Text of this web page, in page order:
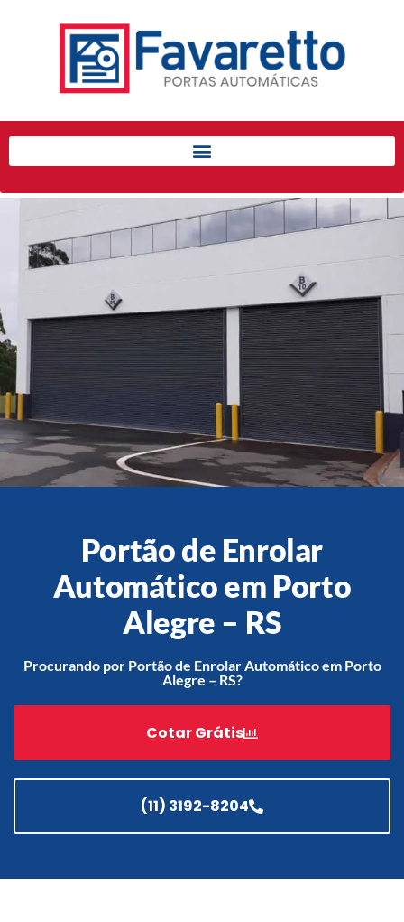
Início
Automatizadores
Acessórios Para Portas de
Enrolar
Pintura eletrostática
Portfólio
Contato
Acessórios
Portão de Garagem de
Enrolar em Teresópolis – RJ
Enrolar em São Pedro da
Enrolar em São João de
Portão de Garagem de
Enrolar em São Gonçalo – RJ
Portão de Enrolar
Automático em Porto
Alegre – RS
Procurando por Portão de Enrolar Automático em Porto
Alegre – RS?
Cotar Grátis
(11) 3192-8204